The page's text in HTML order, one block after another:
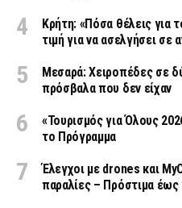
Κρήτη: «Πόσα θέλεις για
τιμή για να ασελγήσει σε
Μεσαρά: Χειροπέδες σε
πρόσβαλα που δεν είχαν
«Τουρισμός για Όλους
το Πρόγραμμα
Έλεγχοι με drones και
παραλίες – Πρόστιμα